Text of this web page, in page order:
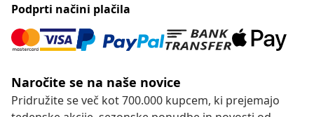
Podprti načini plačila
Naročite se na naše novice
Pridružite se več kot 700.000 kupcem, ki prejemajo